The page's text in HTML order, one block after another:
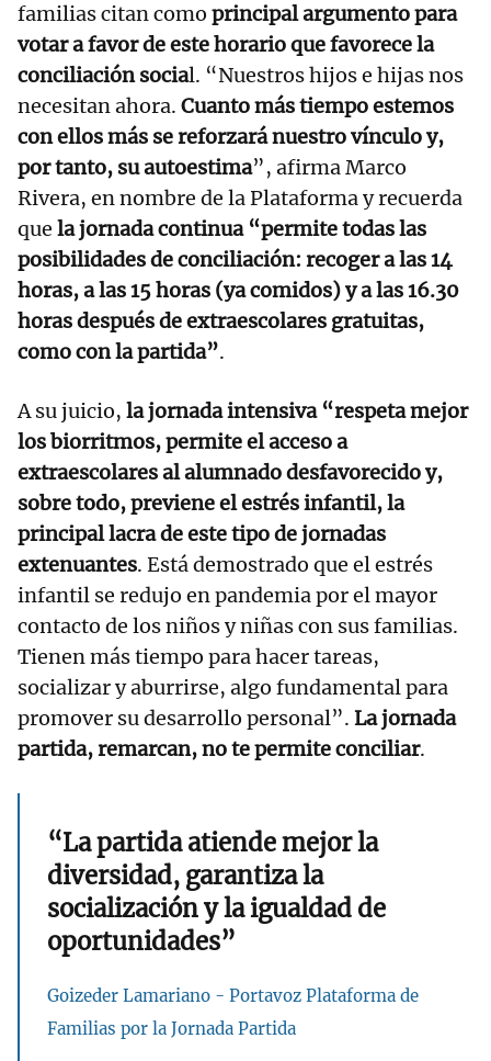
familias citan como principal argumento para
votar a favor de este horario que favorece la
conciliación social. “Nuestros hijos e hijas nos
necesitan ahora. Cuanto más tiempo estemos
con ellos más se reforzará nuestro vínculo y,
por tanto, su autoestima”, afirma Marco
Rivera, en nombre de la Plataforma y recuerda
que la jornada continua “permite todas las
posibilidades de conciliación: recoger a las 14
horas, a las 15 horas (ya comidos) y a las 16.30
horas después de extraescolares gratuitas,
como con la partida”.
A su juicio, la jornada intensiva “respeta mejor
los biorritmos, permite el acceso a
extraescolares al alumnado desfavorecido y,
sobre todo, previene el estrés infantil, la
principal lacra de este tipo de jornadas
extenuantes. Está demostrado que el estrés
infantil se redujo en pandemia por el mayor
contacto de los niños y niñas con sus familias.
Tienen más tiempo para hacer tareas,
socializar y aburrirse, algo fundamental para
promover su desarrollo personal”. La jornada
partida, remarcan, no te permite conciliar.
“La partida atiende mejor la
diversidad, garantiza la
socialización y la igualdad de
oportunidades”
Goizeder Lamariano - Portavoz Plataforma de
Familias por la Jornada Partida